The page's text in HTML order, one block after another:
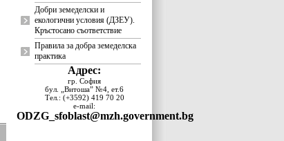
Добри земеделски и
екологични условия (ДЗЕУ).
Кръстосано съответствие
Правила за добра земеделска
практика
Адрес:
гр. София
бул. „Витоша” №4, ет.6
Тел.: (+3592) 419 70 20
e-mail:
ODZG_sfoblast@mzh.government.bg